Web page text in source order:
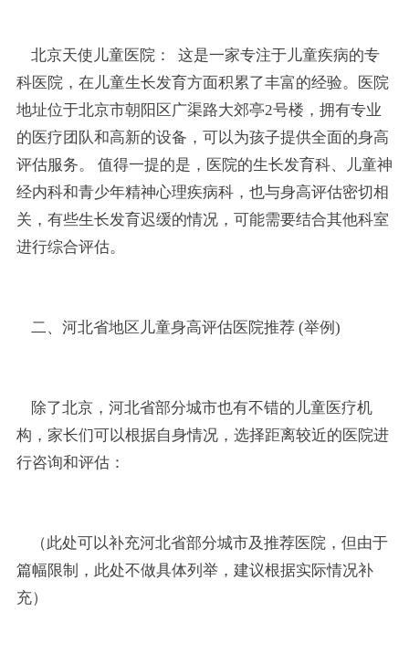
北京天使儿童医院： 这是一家专注于儿童疾病的专
科医院，在儿童生长发育方面积累了丰富的经验。医院
地址位于北京市朝阳区广渠路大郊亭2号楼，拥有专业
的医疗团队和高新的设备，可以为孩子提供全面的身高
评估服务。 值得一提的是，医院的生长发育科、儿童神
经内科和青少年精神心理疾病科，也与身高评估密切相
关，有些生长发育迟缓的情况，可能需要结合其他科室
进行综合评估。
二、河北省地区儿童身高评估医院推荐 (举例)
除了北京，河北省部分城市也有不错的儿童医疗机
构，家长们可以根据自身情况，选择距离较近的医院进
行咨询和评估：
（此处可以补充河北省部分城市及推荐医院，但由于
篇幅限制，此处不做具体列举，建议根据实际情况补
充）